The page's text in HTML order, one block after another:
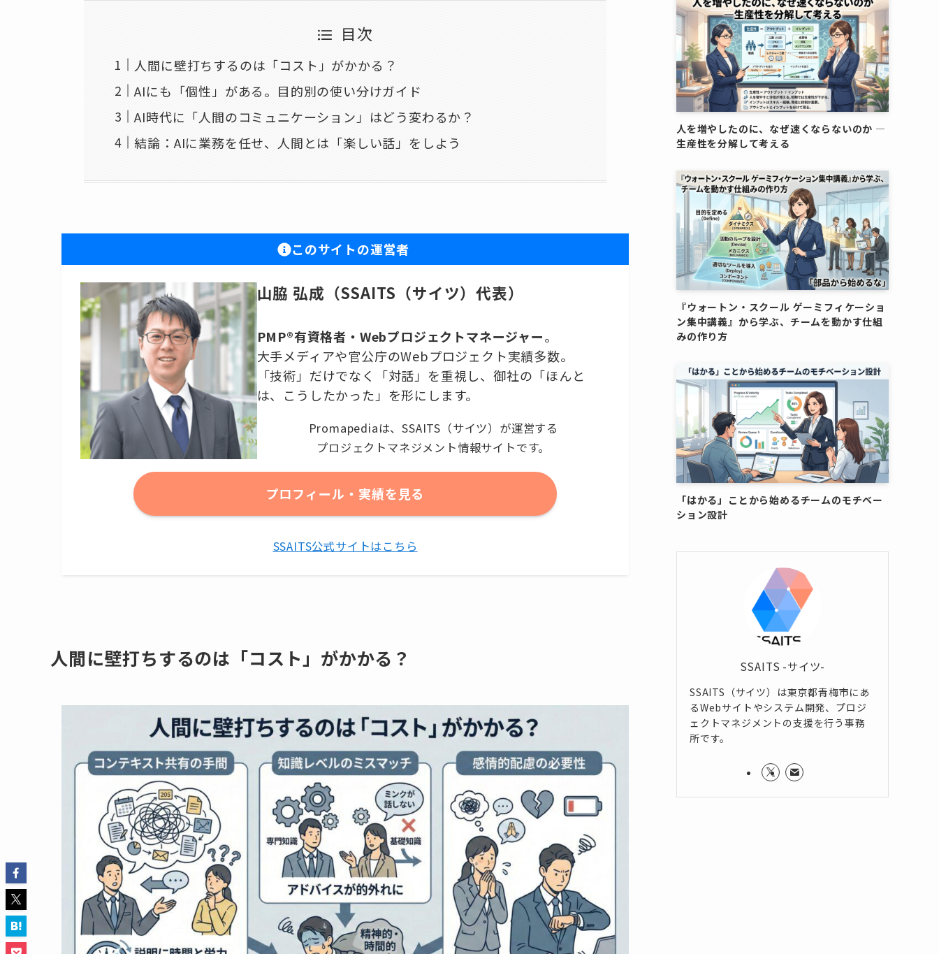
目次
人間に壁打ちするのは「コスト」がかかる？
AIにも「個性」がある。目的別の使い分けガイド
AI時代に「人間のコミュニケーション」はどう変わるか？
結論：AIに業務を任せ、人間とは「楽しい話」をしよう
このサイトの運営者
山脇 弘成（SSAITS（サイツ）代表）
PMP®有資格者・Webプロジェクトマネージャー。
大手メディアや官公庁のWebプロジェクト実績多数。
「技術」だけでなく「対話」を重視し、御社の「ほんと
は、こうしたかった」を形にします。
Promapediaは、SSAITS（サイツ）が運営する
プロジェクトマネジメント情報サイトです。
プロフィール・実績を見る
SSAITS公式サイトはこちら
人間に壁打ちするのは「コスト」がかかる？
人を増やしたのに、なぜ速くならないのか ―
生産性を分解して考える
『ウォートン・スクール ゲーミフィケーショ
ン集中講義』から学ぶ、チームを動かす仕組
みの作り方
「はかる」ことから始めるチームのモチベー
ション設計
SSAITS -サイツ-
SSAITS（サイツ）は東京都青梅市にあ
るWebサイトやシステム開発、プロジ
ェクトマネジメントの支援を行う事務
所です。